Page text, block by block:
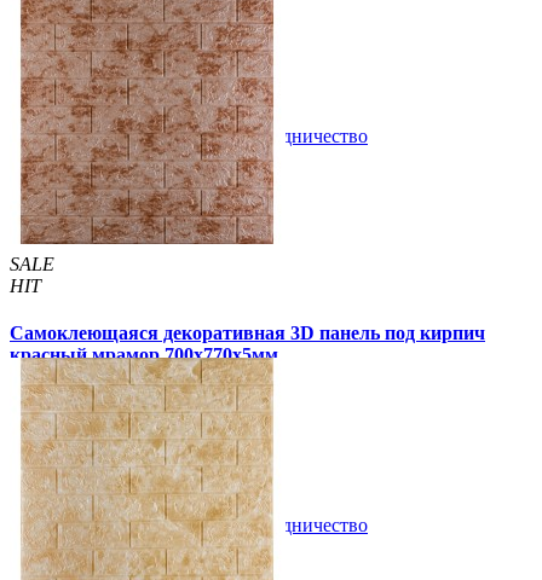
79 грн/шт 140 грн/шт
Купить В закладки Сотрудничество
SALE
HIT
Самоклеющаяся декоративная 3D панель под кирпич
красный мрамор 700x770x5мм
105 грн/шт 180 грн /шт
1 отзывов
Купить В закладки Сотрудничество